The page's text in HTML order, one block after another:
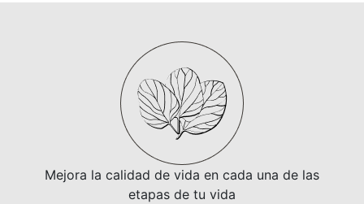
Mejora la calidad de vida en cada una de las
etapas de tu vida